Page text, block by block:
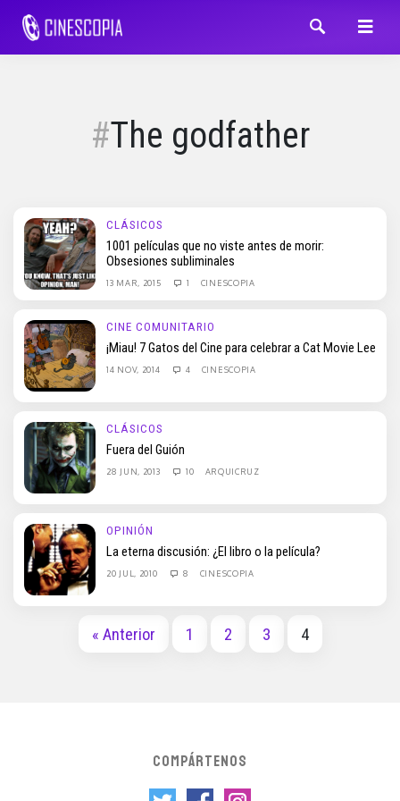
The godfather
CLÁSICOS
1001 películas que no viste antes de morir:
Obsesiones subliminales
13 MAR, 2015 1 CINESCOPIA
CINE COMUNITARIO
¡Miau! 7 Gatos del Cine para celebrar a Cat Movie Lee
14 NOV, 2014 4 CINESCOPIA
CLÁSICOS
Fuera del Guión
28 JUN, 2013 10 ARQUICRUZ
OPINIÓN
La eterna discusión: ¿El libro o la película?
20 JUL, 2010 8 CINESCOPIA
« Anterior 1 2 3 4
COMPÁRTENOS